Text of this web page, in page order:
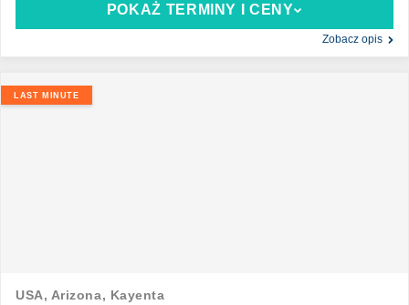
POKAŻ TERMINY I CENY
Zobacz opis
LAST MINUTE
USA, Arizona, Kayenta